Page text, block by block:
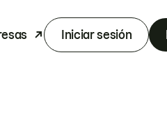
Iniciar sesión